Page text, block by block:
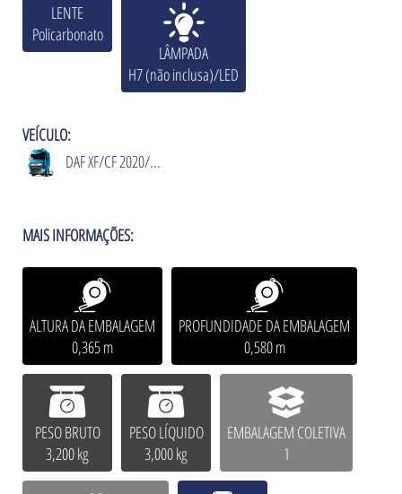
LENTE
Policarbonato
LÂMPADA
H7 (não inclusa)/LED
VEÍCULO:
DAF XF/CF 2020/...
MAIS INFORMAÇÕES:
ALTURA DA EMBALAGEM
0,365 m
PROFUNDIDADE DA EMBALAGEM
0,580 m
PESO BRUTO
3,200 kg
PESO LÍQUIDO
3,000 kg
EMBALAGEM COLETIVA
1